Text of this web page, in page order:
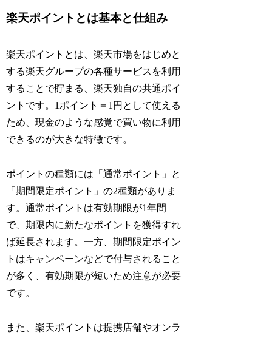
楽天ポイントとは基本と仕組み
楽天ポイントとは、楽天市場をはじめと
する楽天グループの各種サービスを利用
することで貯まる、楽天独自の共通ポイ
ントです。1ポイント＝1円として使える
ため、現金のような感覚で買い物に利用
できるのが大きな特徴です。
ポイントの種類には「通常ポイント」と
「期間限定ポイント」の2種類がありま
す。通常ポイントは有効期限が1年間
で、期限内に新たなポイントを獲得すれ
ば延長されます。一方、期間限定ポイン
トはキャンペーンなどで付与されること
が多く、有効期限が短いため注意が必要
です。
また、楽天ポイントは提携店舗やオンラ